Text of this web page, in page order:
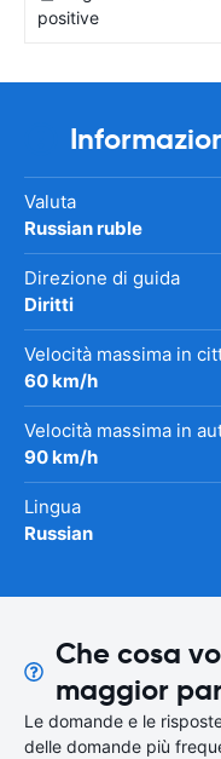
positive
Valuta
Russian ruble
Direzione di guida
Diritti
Velocità massima in
60 km/h
Velocità massima in
90 km/h
Lingua
Russian
Che cosa
maggior
Le domande e le
delle domande più